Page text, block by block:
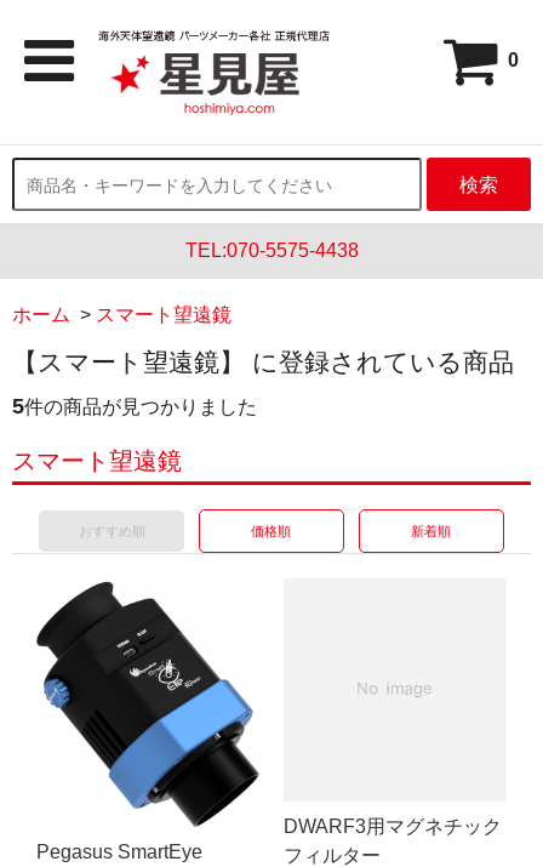
0
検索
TEL:070-5575-4438
ホーム > スマート望遠鏡
【スマート望遠鏡】 に登録されている商品
5件の商品が見つかりました
スマート望遠鏡
おすすめ順 価格順 新着順
Pegasus SmartEye
DWARF3用マグネチック
フィルター